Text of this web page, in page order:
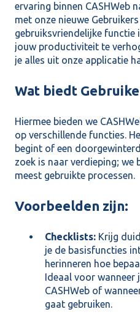
ervaring binnen CASHWeb
met onze nieuwe
gebruiksvriendelijke functie
jouw productiviteit te
je alles uit onze applicatie
Wat biedt
Hiermee bieden we
op verschillende functies.
begint of een
zoek is naar verdieping; we
meest gebruikte processen.
Voorbeelden zijn:
Checklists: Krijg
je de basisfuncties
herinneren hoe
Ideaal voor wanneer
CASHWeb of
gaat gebruiken.